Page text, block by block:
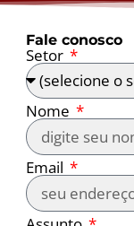
Fale conosco
Setor
Nome
Email